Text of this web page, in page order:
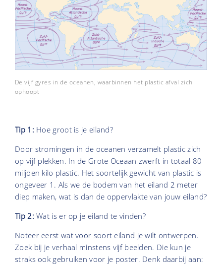
De vijf gyres in de oceanen, waarbinnen het plastic afval zich
ophoopt
Tip 1: Hoe groot is je eiland?
Door stromingen in de oceanen verzamelt plastic zich
op vijf plekken. In de Grote Oceaan zwerft in totaal 80
miljoen kilo plastic. Het soortelijk gewicht van plastic is
ongeveer 1. Als we de bodem van het eiland 2 meter
diep maken, wat is dan de oppervlakte van jouw eiland?
Tip 2:Wat is er op je eiland te vinden?
Noteer eerst wat voor soort eiland je wilt ontwerpen.
Zoek bij je verhaal minstens vijf beelden. Die kun je
straks ook gebruiken voor je poster. Denk daarbij aan: